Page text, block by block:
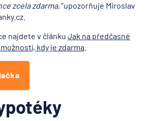
zcela zdarma,“upozorňuje Miroslav
najdete v článku Jak na předčasné
kdy je zdarma